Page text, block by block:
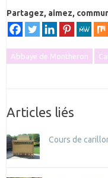
Partagez, aimez,
Abbaye de Montheron
Articles liés
Cours de